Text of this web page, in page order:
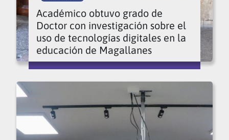
Académico obtuvo grado de
Doctor con investigación sobre el
uso de tecnologías digitales en la
educación de Magallanes